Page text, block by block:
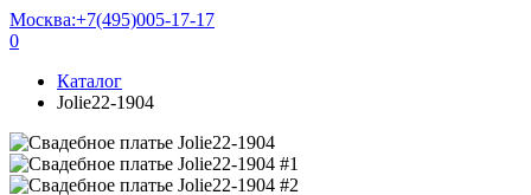
Москва:+7(495)005-17-17
0
Каталог
Jolie22-1904